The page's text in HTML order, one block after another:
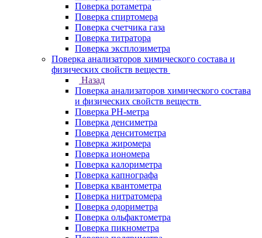
Поверка ротаметра
Поверка спиртомера
Поверка счетчика газа
Поверка титратора
Поверка эксплозиметра
Поверка анализаторов химического состава и
физических свойств веществ
Назад
Поверка анализаторов химического состава
и физических свойств веществ
Поверка PH-метра
Поверка денсиметра
Поверка денситометра
Поверка жиромера
Поверка иономера
Поверка калориметра
Поверка капнографа
Поверка квантометра
Поверка нитратомера
Поверка одориметра
Поверка ольфактометра
Поверка пикнометра